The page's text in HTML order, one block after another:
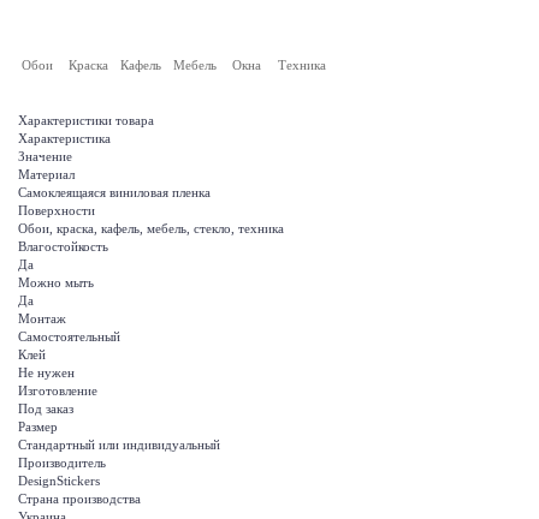
Обои Краска Кафель Мебель Окна Техника
Характеристики товара
Характеристика
Значение
Материал
Самоклеящаяся виниловая пленка
Поверхности
Обои, краска, кафель, мебель, стекло, техника
Влагостойкость
Да
Можно мыть
Да
Монтаж
Самостоятельный
Клей
Не нужен
Изготовление
Под заказ
Размер
Стандартный или индивидуальный
Производитель
DesignStickers
Страна производства